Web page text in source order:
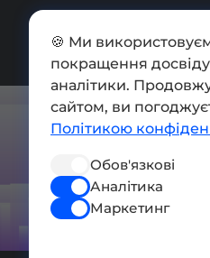
Мапа
Умови
СОЦ.
🍪 Ми
покращення
аналітики.
сайтом, ви
Політикою
Обов'язкові
Аналітика
Маркетинг